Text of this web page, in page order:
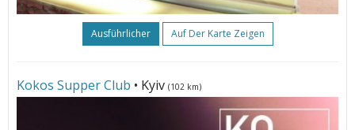
Ausführlicher Auf Der Karte Zeigen
Kokos Supper Club • Kyiv (102 km)